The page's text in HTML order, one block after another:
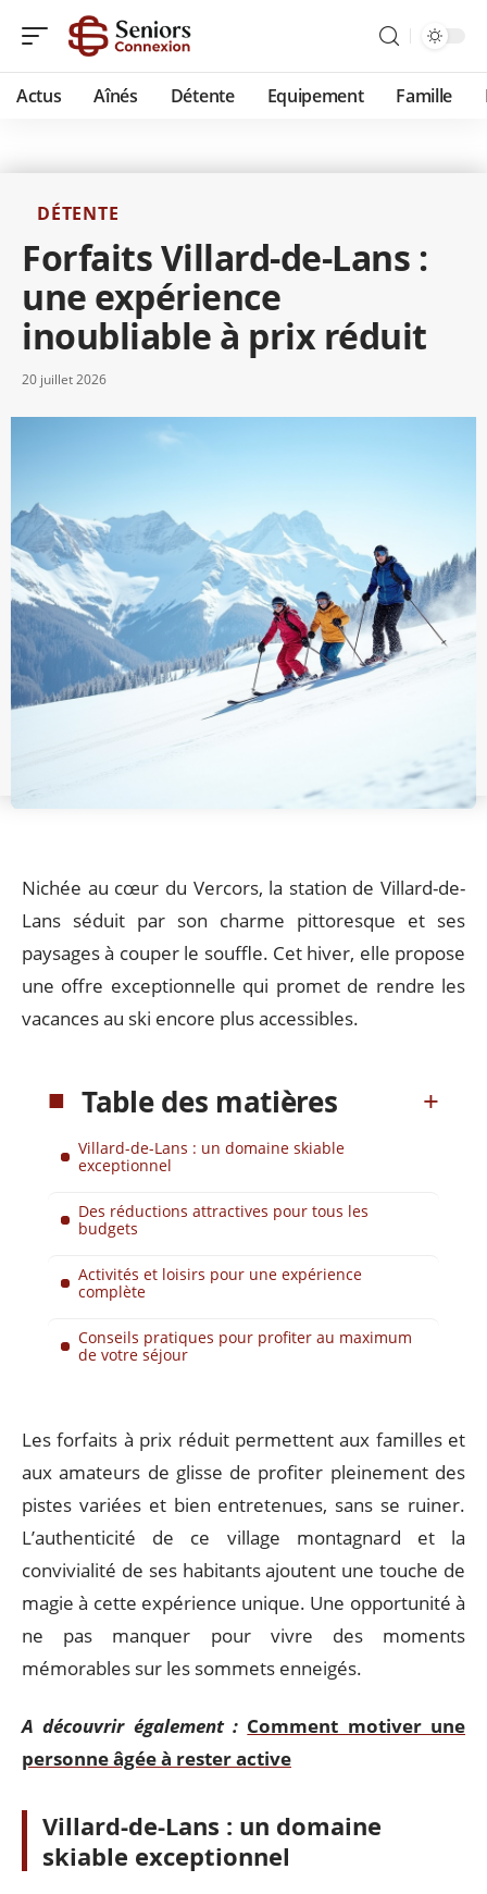
Actus Aînés Détente Equipement Famille
DÉTENTE
Forfaits Villard-de-Lans :
une expérience
inoubliable à prix réduit
20 juillet 2026
Nichée au cœur du Vercors, la station de Villard-de-
Lans séduit par son charme pittoresque et ses
paysages à couper le souffle. Cet hiver, elle propose
une offre exceptionnelle qui promet de rendre les
vacances au ski encore plus accessibles.
Table des matières
Villard-de-Lans : un domaine skiable
exceptionnel
Des réductions attractives pour tous les
budgets
Activités et loisirs pour une expérience
complète
Conseils pratiques pour profiter au maximum
de votre séjour
Les forfaits à prix réduit permettent aux familles et
aux amateurs de glisse de profiter pleinement des
pistes variées et bien entretenues, sans se ruiner.
L’authenticité de ce village montagnard et la
convivialité de ses habitants ajoutent une touche de
magie à cette expérience unique. Une opportunité à
ne pas manquer pour vivre des moments
mémorables sur les sommets enneigés.
A découvrir également : Comment motiver une
personne âgée à rester active
Villard-de-Lans : un domaine
skiable exceptionnel